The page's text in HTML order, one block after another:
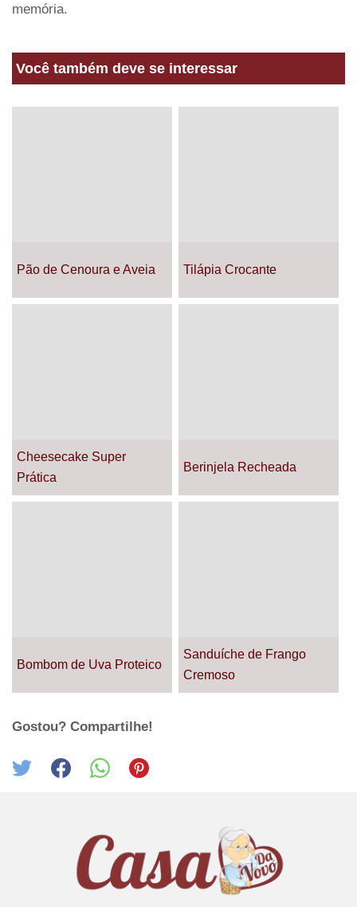
memória.
Você também deve se interessar
Pão de Cenoura e Aveia Tilápia Crocante
Cheesecake Super
Prática
Berinjela Recheada
Bombom de Uva Proteico
Sanduíche de Frango
Cremoso
Gostou? Compartilhe!